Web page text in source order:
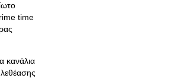
time
κανάλια